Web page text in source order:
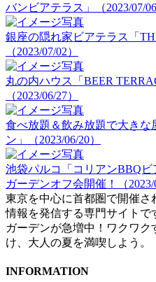
バンビアテラス」（2023/07/06
銀座の隠れ家ビアテラス「
（2023/07/02）
丸の内ハウス「BEER
（2023/06/27）
食べ放題＆飲み放題で大き
ン」（2023/06/20）
池袋パルコ「コリアンBBQ
ガーデンオフ会開催！（2023/
東京を中心に首都圏で開催さ
情報を発信する専門サイト
ガーデンが急増中！ワクワ
け、大人の夏を満喫しよう。
INFORMATION